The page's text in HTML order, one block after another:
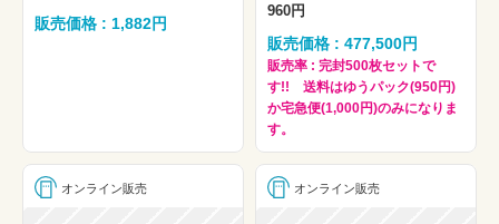
販売価格 : 1,882円
960円
販売価格 : 477,500円
販売率 : 完封500枚セットで
す!! 送料はゆうパック(950円)
か宅急便(1,000円)のみになりま
す。
オンライン販売 オンライン販売